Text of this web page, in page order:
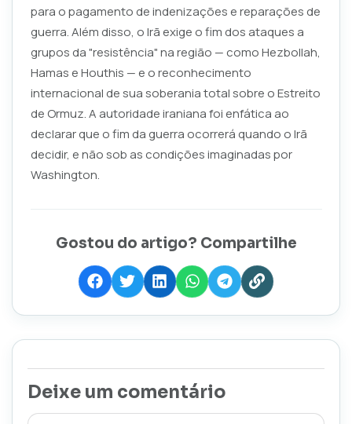
para o pagamento de indenizações e reparações de
guerra. Além disso, o Irã exige o fim dos ataques a
grupos da "resistência" na região — como Hezbollah,
Hamas e Houthis — e o reconhecimento
internacional de sua soberania total sobre o Estreito
de Ormuz. A autoridade iraniana foi enfática ao
declarar que o fim da guerra ocorrerá quando o Irã
decidir, e não sob as condições imaginadas por
Washington.
Gostou do artigo? Compartilhe
Deixe um comentário